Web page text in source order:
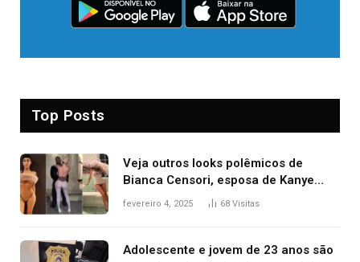
Top Posts
Veja outros looks polêmicos de
Bianca Censori, esposa de Kanye
West que apareceu nua no Grammy
fevereiro 4, 2025 68 Visitas
Adolescente e jovem de 23 anos são